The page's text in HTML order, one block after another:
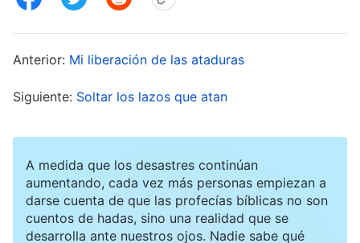
superficiales. Dondequiera que había ido, había
a cabo y cómo había sufrido para hacer que
con ella acerca de algunos problemas que había
con sus deberes, ella se había negado a dar
enseñanza sobre la verdad para resolver estos
Anterior: Mi liberación de las ataduras
Siguiente: Soltar los lazos que atan
A medida que los desastres continúan
aumentando, cada vez más personas empiezan a
darse cuenta de que las profecías bíblicas no son
cuentos de hadas, sino una realidad que se
desarrolla ante nuestros ojos. Nadie sabe qué